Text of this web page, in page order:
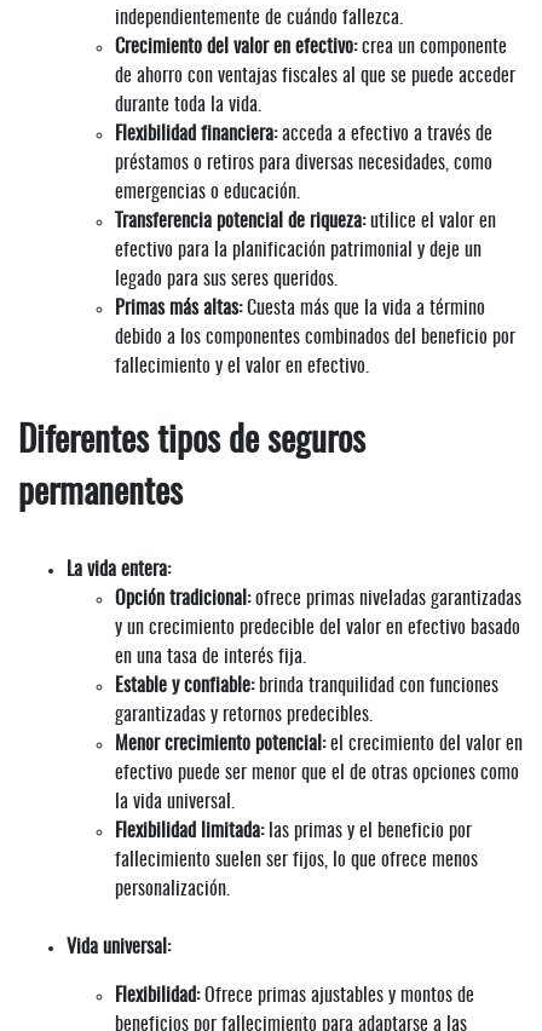
independientemente de cuándo fallezca.
Crecimiento del valor en efectivo:crea un componente
de ahorro con ventajas fiscales al que se puede acceder
durante toda la vida.
Flexibilidad financiera:acceda a efectivo a través de
préstamos o retiros para diversas necesidades, como
emergencias o educación.
Transferencia potencial de riqueza:utilice el valor en
efectivo para la planificación patrimonial y deje un
legado para sus seres queridos.
Primas más altas:Cuesta más que la vida a término
debido a los componentes combinados del beneficio por
fallecimiento y el valor en efectivo.
Diferentes tipos de seguros
permanentes
La vida entera:
Opción tradicional:ofrece primas niveladas garantizadas
y un crecimiento predecible del valor en efectivo basado
en una tasa de interés fija.
Estable y confiable: brinda tranquilidad con funciones
garantizadas y retornos predecibles.
Menor crecimiento potencial:el crecimiento del valor en
efectivo puede ser menor que el de otras opciones como
la vida universal.
Flexibilidad limitada: las primas y el beneficio por
fallecimiento suelen ser fijos, lo que ofrece menos
personalización.
Vida universal:
Flexibilidad:Ofrece primas ajustables y montos de
beneficios por fallecimiento para adaptarse a las